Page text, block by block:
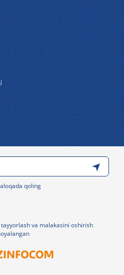
qoling
va malakasini oshirish